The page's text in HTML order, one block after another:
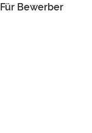
Für Bewerber